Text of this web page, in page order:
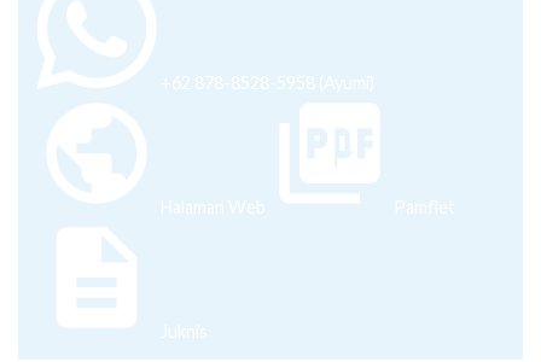
+62 878-8528-5958 (Ayumi)
Halaman Web Pamflet
Juknis